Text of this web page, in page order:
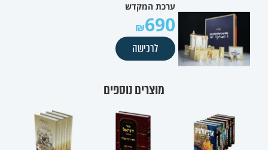
ערכת המקדש
690
לרכישה
מוצרים נוספים